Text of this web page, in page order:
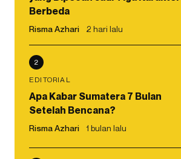
Berbeda
Risma Azhari 2 hari lalu
2
EDITORIAL
Apa Kabar Sumatera 7 Bulan
Setelah Bencana?
Risma Azhari 1 bulan lalu